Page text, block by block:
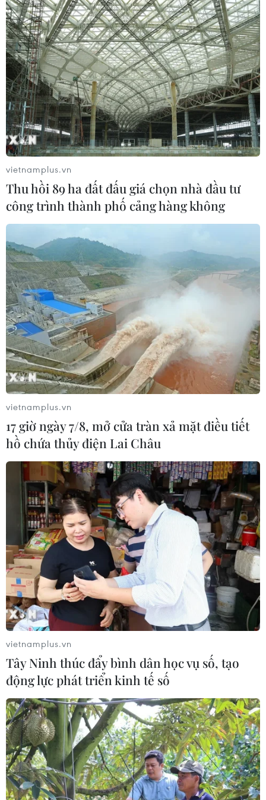
TIN CÙNG CHUYÊN MỤC
Mỹ can thiệp khẩn cấp, ngăn
Israel mở rộng đòn trừng phạt
Hezbollah
07/08/2026 02:31
Syria: Nổ xe buýt gần thủ đô
Damascus khiến 2 người chết và 13
vietnamplus.vn
Thu hồi 89 ha đất đấu giá chọn nhà đầu tư
công trình thành phố cảng hàng không
vietnamplus.vn
17 giờ ngày 7/8, mở cửa tràn xả mặt điều tiết
hồ chứa thủy điện Lai Châu
vietnamplus.vn
Tây Ninh thúc đẩy bình dân học vụ số, tạo
động lực phát triển kinh tế số